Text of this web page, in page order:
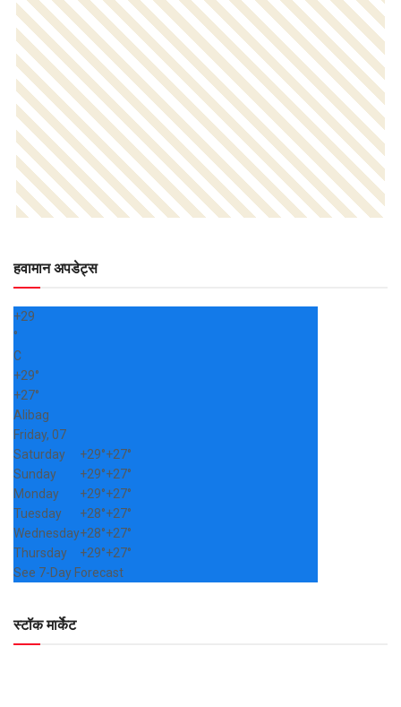
हवामान अपडेट्स
+29
°
C
+29°
+27°
Alibag
Friday, 07
Saturday
+29°+27°
Sunday
+29°+27°
Monday
+29°+27°
Tuesday
+28°+27°
Wednesday+28°+27°
Thursday
+29°+27°
See 7-Day Forecast
स्टॉक मार्केट